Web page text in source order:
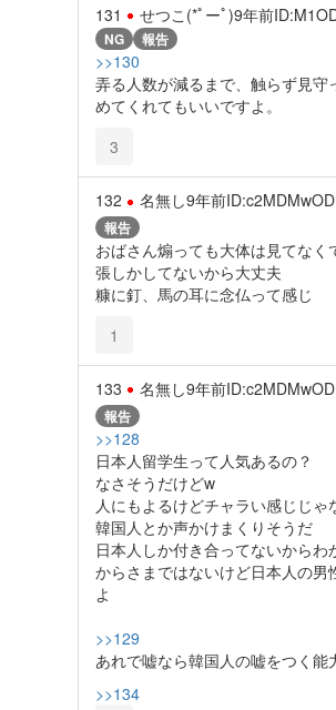
131 せつこ(*ﾟーﾟ)9年前
NG 報告
>>130
弄る人数が減るまで、触らず見守
めてくれてもいいですよ。
3
132 名無し9年前
報告
おばさん煽っても大体は見てなく
張しかしてないから大丈夫
糠に釘、馬の耳に念仏って感じ
1
133 名無し9年前
報告
>>128
日本人留学生って人気あるの？
なさそうだけどw
人にもよるけどチャラい感じじゃ
韓国人とか声かけまくりそうだ
日本人しか付き合ってないからわ
からさまではないけど日本人の男
よ
>>129
あれで嘘なら韓国人の嘘をつく能
>>134